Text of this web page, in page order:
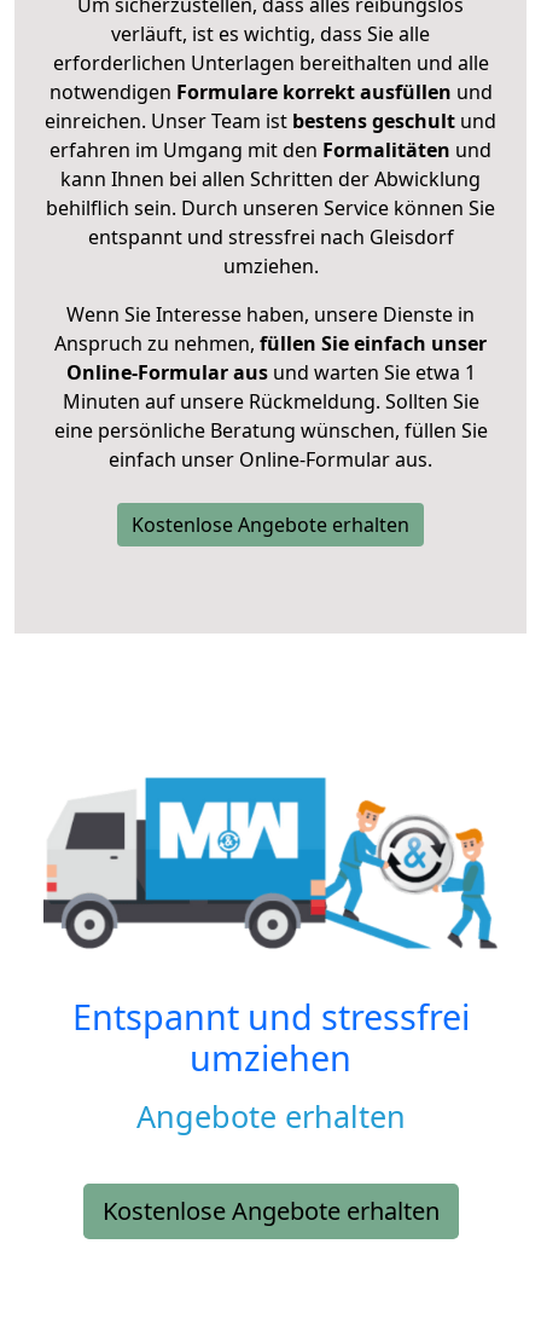
verläuft, ist es wichtig, dass Sie alle
erforderlichen Unterlagen bereithalten und alle
notwendigen Formulare korrekt ausfüllen und
einreichen. Unser Team ist bestens geschult und
erfahren im Umgang mit den Formalitäten und
kann Ihnen bei allen Schritten der Abwicklung
behilflich sein. Durch unseren Service können Sie
entspannt und stressfrei nach Gleisdorf
umziehen.
Wenn Sie Interesse haben, unsere Dienste in
Anspruch zu nehmen, füllen Sie einfach unser
Online-Formular ausund warten Sie etwa 1
Minuten auf unsere Rückmeldung. Sollten Sie
eine persönliche Beratung wünschen, füllen Sie
einfach unser Online-Formular aus.
Kostenlose Angebote erhalten
Entspannt und stressfrei
umziehen
Angebote erhalten
Kostenlose Angebote erhalten